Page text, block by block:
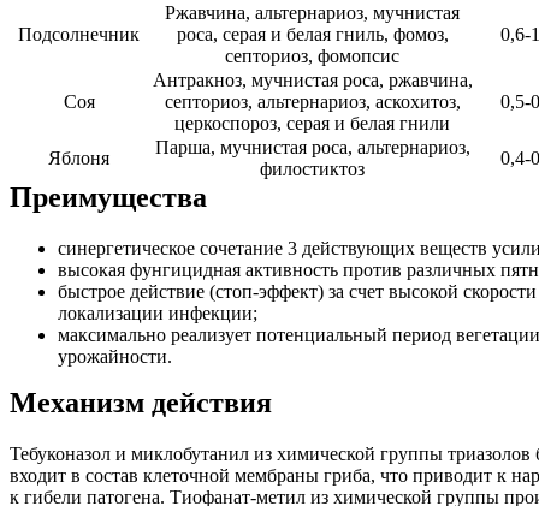
Подсолнечник
Ржавчина, альтернариоз, мучнистая
роса, серая и белая гниль, фомоз,
септориоз, фомопсис
0,6-
Соя
Антракноз, мучнистая роса, ржавчина,
септориоз, альтернариоз, аскохитоз,
церкоспороз, серая и белая гнили
0,5-
Яблоня
Парша, мучнистая роса, альтернариоз,
филостиктоз
0,4-
Преимущества
синергетическое сочетание 3 действующих веществ
высокая фунгицидная активность против различных
быстрое действие (стоп-эффект) за счет высокой
локализации инфекции;
максимально реализует потенциальный период
урожайности.
Механизм действия
Тебуконазол и миклобутанил из химической группы
входит в состав клеточной мембраны гриба, что приводит к
к гибели патогена. Тиофанат-метил из химической группы